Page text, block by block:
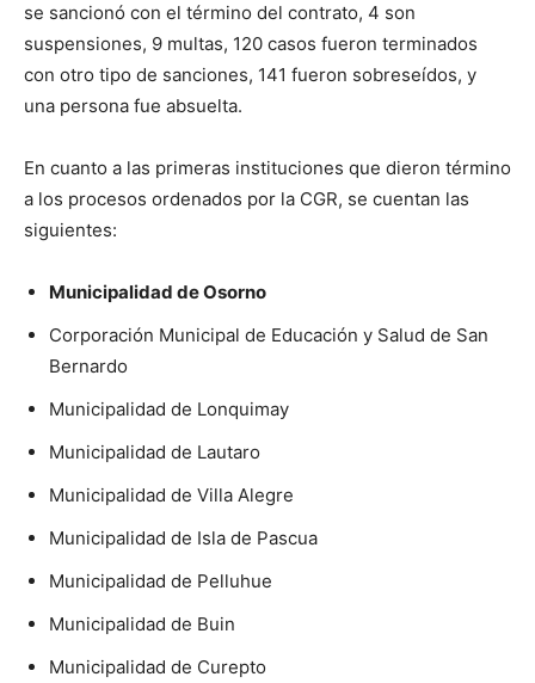
se sancionó con el término del contrato, 4 son
suspensiones, 9 multas, 120 casos fueron terminados
con otro tipo de sanciones, 141 fueron sobreseídos, y
una persona fue absuelta.
En cuanto a las primeras instituciones que dieron término
a los procesos ordenados por la CGR, se cuentan las
siguientes:
Municipalidad de Osorno
Corporación Municipal de Educación y Salud de San
Bernardo
Municipalidad de Lonquimay
Municipalidad de Lautaro
Municipalidad de Villa Alegre
Municipalidad de Isla de Pascua
Municipalidad de Pelluhue
Municipalidad de Buin
Municipalidad de Curepto